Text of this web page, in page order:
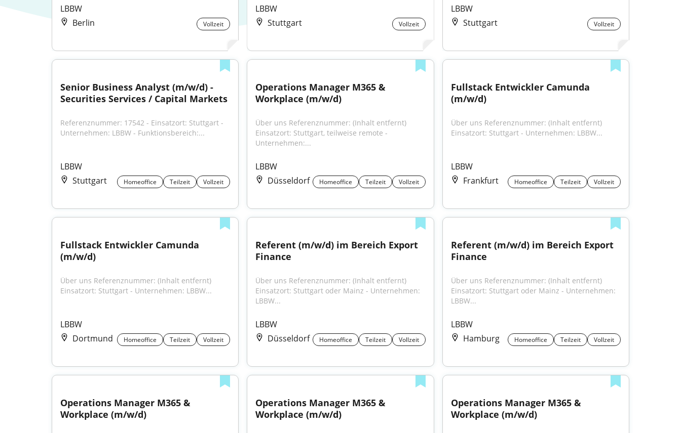
LBBW
Berlin
Vollzeit
LBBW
Stuttgart
Vollzeit
LBBW
Stuttgart
Vollzeit
Senior Business Analyst (m/w/d) -
Securities Services / Capital Markets
Referenznummer: 17542 - Einsatzort: Stuttgart -
Unternehmen: LBBW - Funktionsbereich:...
LBBW
Stuttgart
Homeoffice Teilzeit Vollzeit
Operations Manager M365 &
Workplace (m/w/d)
Über uns Referenznummer: (Inhalt entfernt)
Einsatzort: Stuttgart, teilweise remote -
Unternehmen:...
LBBW
Düsseldorf
Homeoffice Teilzeit Vollzeit
Fullstack Entwickler Camunda
(m/w/d)
Über uns Referenznummer: (Inhalt entfernt)
Einsatzort: Stuttgart - Unternehmen: LBBW...
LBBW
Frankfurt
Homeoffice Teilzeit Vollzeit
Fullstack Entwickler Camunda
(m/w/d)
Über uns Referenznummer: (Inhalt entfernt)
Einsatzort: Stuttgart - Unternehmen: LBBW...
LBBW
Dortmund
Homeoffice Teilzeit Vollzeit
Referent (m/w/d) im Bereich Export
Finance
Über uns Referenznummer: (Inhalt entfernt)
Einsatzort: Stuttgart oder Mainz - Unternehmen:
LBBW...
LBBW
Düsseldorf
Homeoffice Teilzeit Vollzeit
Referent (m/w/d) im Bereich Export
Finance
Über uns Referenznummer: (Inhalt entfernt)
Einsatzort: Stuttgart oder Mainz - Unternehmen:
LBBW...
LBBW
Hamburg
Homeoffice Teilzeit Vollzeit
Operations Manager M365 &
Workplace (m/w/d)
Operations Manager M365 &
Workplace (m/w/d)
Operations Manager M365 &
Workplace (m/w/d)